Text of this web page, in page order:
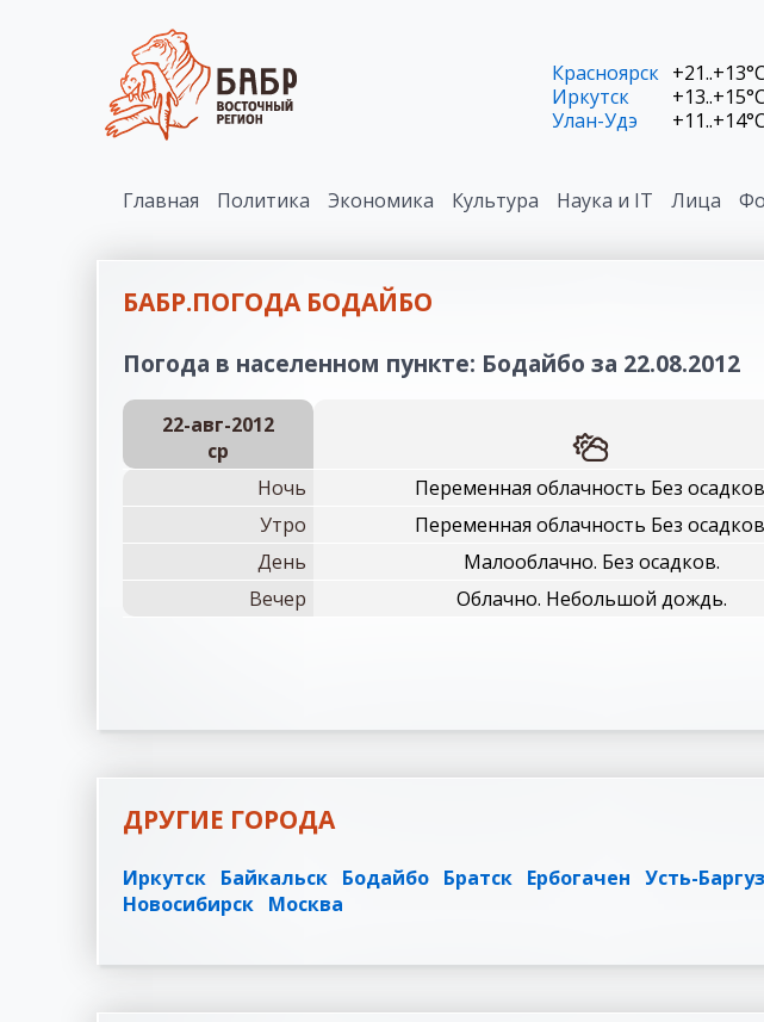
Красноярск +21..+13°C
Иркутск
+13..+15°C
Улан-Удэ
+11..+14°C
Главная Политика Экономика Культура Наука и IT Лица
БАБР.ПОГОДА БОДАЙБО
Погода в населенном пункте: Бодайбо за 22.08.2012
22-авг-2012
ср
Ночь
Переменная облачность Без
Утро
Переменная облачность Без
День
Малооблачно. Без осадков.
Вечер
Облачно. Небольшой дождь.
ДРУГИЕ ГОРОДА
Иркутск Байкальск Бодайбо Братск Ербогачен Усть-
Новосибирск Москва